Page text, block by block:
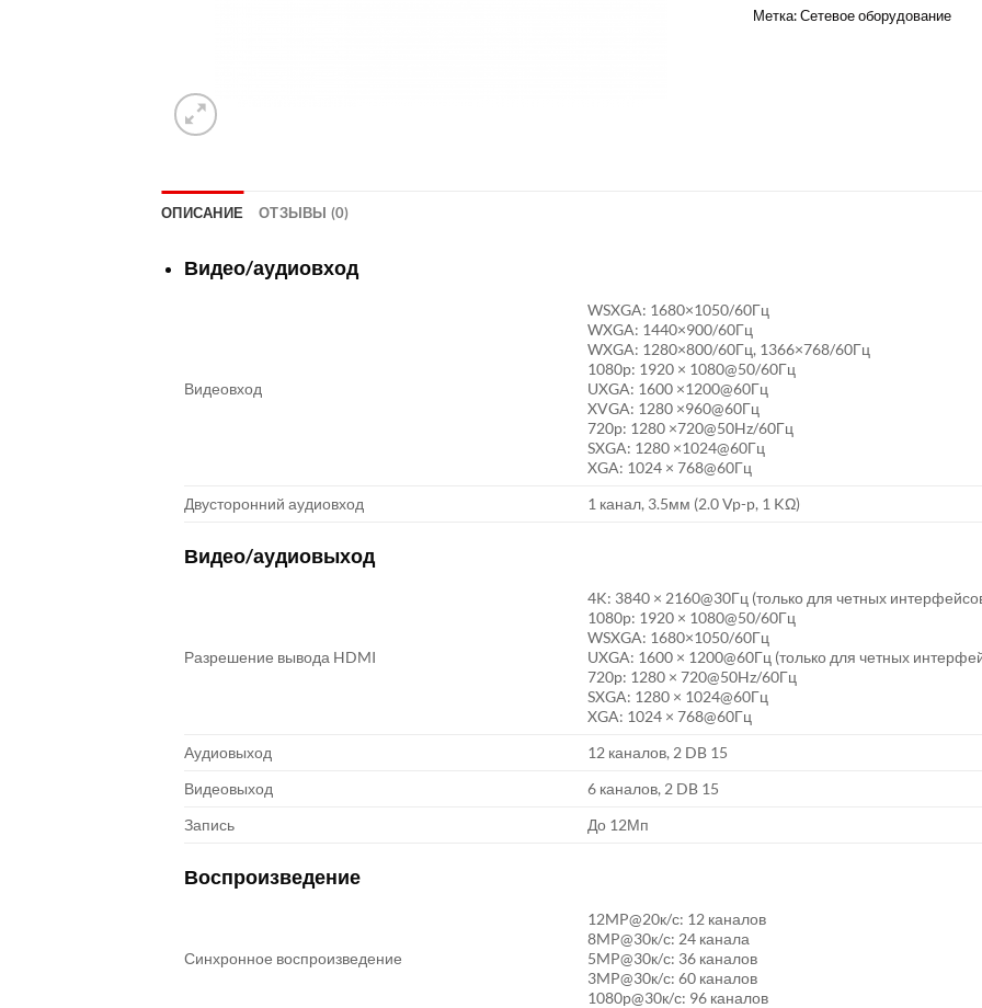
Метка:Сетевое оборудование
ОПИСАНИЕ ОТЗЫВЫ (0)
Видео/аудиовход
Видеовход
WSXGA: 1680×1050/60Гц
WXGA: 1440×900/60Гц
WXGA: 1280×800/60Гц, 1366×768/60Гц
1080p: 1920 × 1080@50/60Гц
UXGA: 1600 ×1200@60Гц
XVGA: 1280 ×960@60Гц
720p: 1280 ×720@50Hz/60Гц
SXGA: 1280 ×1024@60Гц
XGA: 1024 × 768@60Гц
Двусторонний аудиовход
1 канал, 3.5мм (2.0 Vp-p, 1 KΩ)
Видео/аудиовыход
Разрешение вывода HDMI
4K: 3840 × 2160@30Гц (только для четных
1080p: 1920 × 1080@50/60Гц
WSXGA: 1680×1050/60Гц
UXGA: 1600 × 1200@60Гц (только для четных
720p: 1280 × 720@50Hz/60Гц
SXGA: 1280 × 1024@60Гц
XGA: 1024 × 768@60Гц
Аудиовыход
12 каналов, 2 DB 15
Видеовыход
6 каналов, 2 DB 15
Запись
До 12Мп
Воспроизведение
Синхронное воспроизведение
12MP@20к/с: 12 каналов
8MP@30к/с: 24 канала
5MP@30к/с: 36 каналов
3MP@30к/с: 60 каналов
1080p@30к/с: 96 каналов